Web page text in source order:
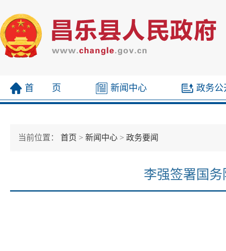
首 页 新闻中心 政务公
当前位置： 首页 > 新闻中心 > 政务要闻
李强签署国